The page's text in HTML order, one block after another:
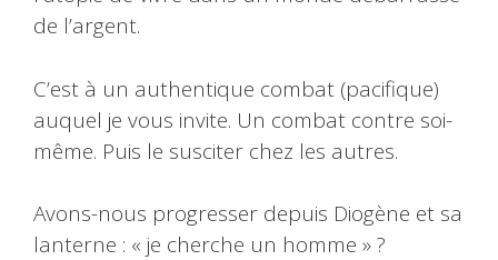
de l’argent.
C’est à un authentique combat (pacifique)
auquel je vous invite. Un combat contre soi-
même. Puis le susciter chez les autres.
Avons-nous progresser depuis Diogène et sa
lanterne : « je cherche un homme » ?